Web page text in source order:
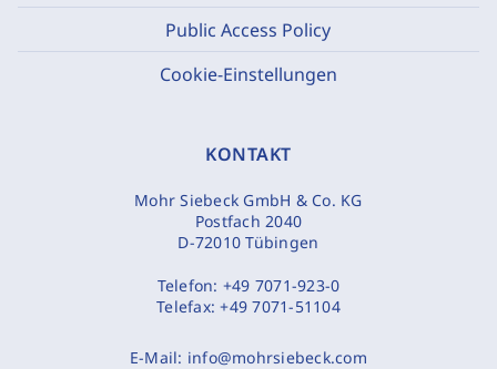
Public Access Policy
Cookie-Einstellungen
KONTAKT
Mohr Siebeck GmbH & Co. KG
Postfach 2040
D-72010 Tübingen
Telefon: +49 7071-923-0
Telefax:+49 7071-51104
E-Mail: info@mohrsiebeck.com